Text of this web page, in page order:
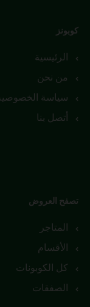
كوبونز
الرئيسية
من نحن
سياسة
أتصل بنا
تصفح العروض
المتاجر
الأقسام
كل الكوبونات
الصفقات